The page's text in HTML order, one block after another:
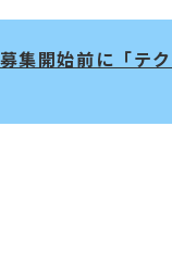
集開始前に「テク